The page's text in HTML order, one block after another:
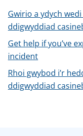
n
w
Gwirio a ydych
ddigwyddiad
Get help if you’ve
incident
Rhoi gwybod i’r
ddigwyddiad